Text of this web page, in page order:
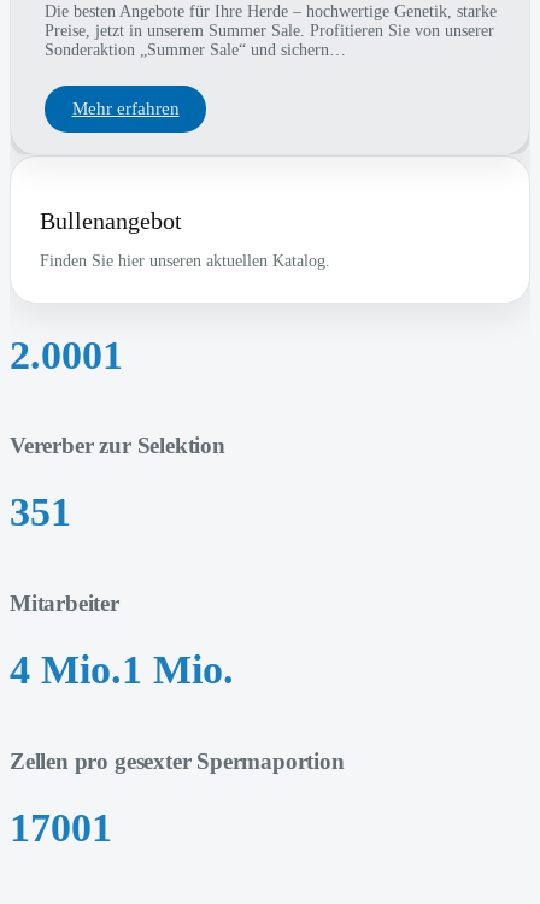
Die besten Angebote für Ihre Herde – hochwertige Genetik, starke
Preise, jetzt in unserem Summer Sale. Profitieren Sie von unserer
Sonderaktion „Summer Sale“ und sichern…
Mehr erfahren
Bullenangebot
Finden Sie hier unseren aktuellen Katalog.
2.0001
Vererber zur Selektion
351
Mitarbeiter
4 Mio.1 Mio.
Zellen pro gesexter Spermaportion
17001